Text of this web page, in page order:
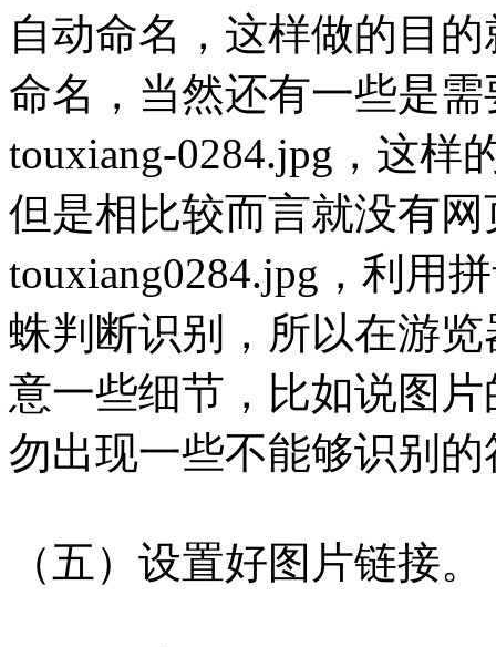
自动命名，这样做的目
命名，当然还有一些是
touxiang-0284.jpg，这样
但是相比较而言就没有
touxiang0284.jpg，利用
蛛判断识别，所以在游
意一些细节，比如说图
勿出现一些不能够识别的
（五）设置好图片链接。